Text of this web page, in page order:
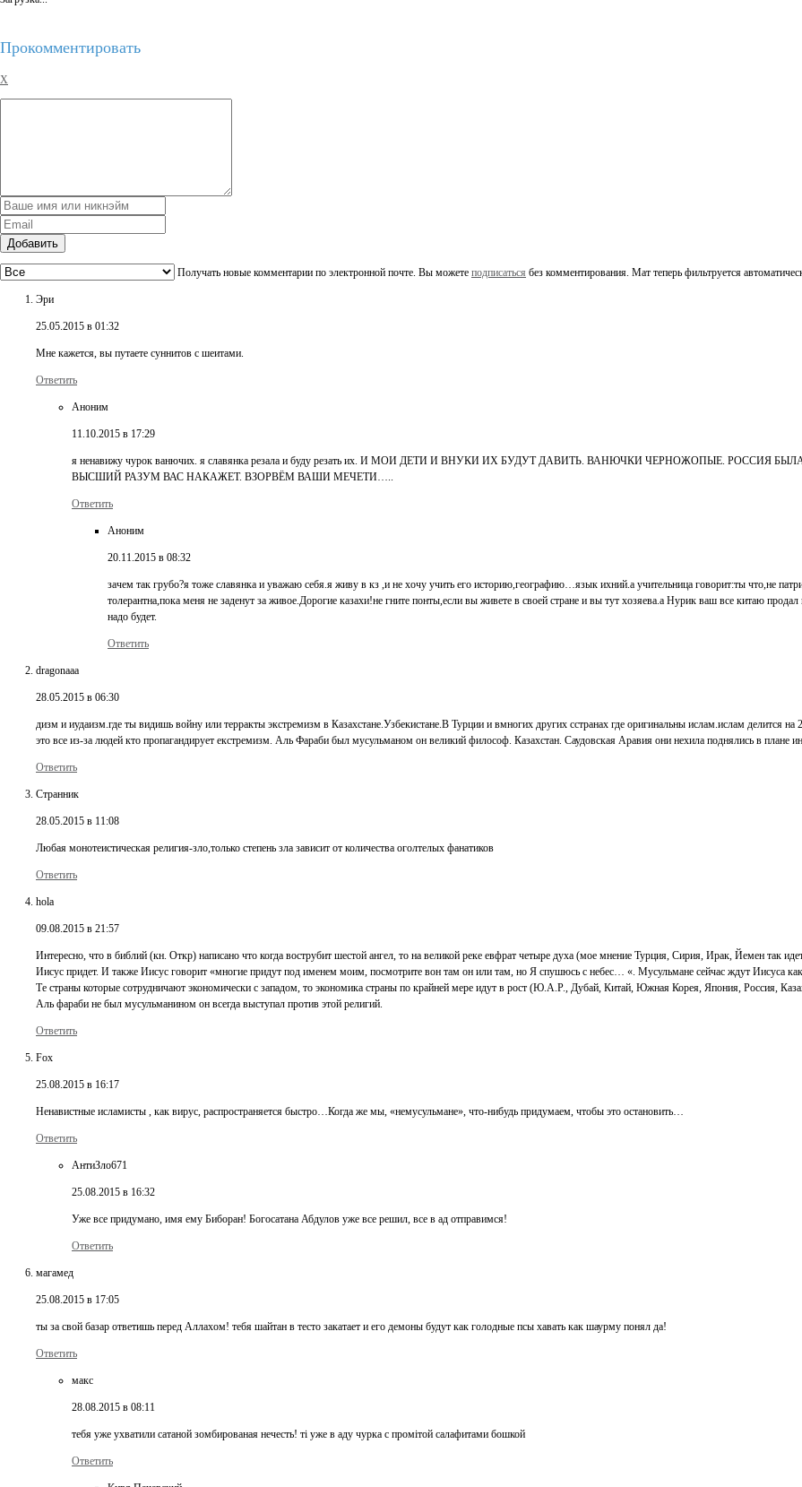
Прокомментировать
X
Добавить
Получать новые комментарии по электронной почте. Вы можете подписаться без комментирования. Мат теперь фильтруется
Эри
25.05.2015 в 01:32
Мне кажется, вы путаете суннитов с шеитами.
Ответить
Аноним
11.10.2015 в 17:29
я ненавижу чурок ванючих. я славянка резала и буду резать их. И МОИ ДЕТИ И ВНУКИ ИХ БУДУТ ДАВИТЬ. ВАНЮЧКИ ЧЕРНОЖОПЫЕ.
ВЫСШИЙ РАЗУМ ВАС НАКАЖЕТ. ВЗОРВЁМ ВАШИ МЕЧЕТИ…..
Ответить
Аноним
20.11.2015 в 08:32
зачем так грубо?я тоже славянка и уважаю себя.я живу в кз ,и не хочу учить его историю,географию…язык ихний.а учительница говорит:ты что,не
толерантна,пока меня не заденут за живое.Дорогие казахи!не гните понты,если вы живете в своей стране и вы тут хозяева.а Нурик ваш все китаю
надо будет.
Ответить
dragonaaa
28.05.2015 в 06:30
дизм и иудаизм.где ты видишь войну или терракты экстремизм в Казахстане.Узбекистане.В Турции и вмногих других сстранах где оригинальны ислам.ислам делится
это все из-за людей кто пропагандирует екстремизм. Аль Фараби был мусульманом он великий философ. Казахстан. Саудовская Аравия они нехила поднялись в плане
Ответить
Странник
28.05.2015 в 11:08
Любая монотеистическая религия-зло,только степень зла зависит от количества оголтелых фанатиков
Ответить
hola
09.08.2015 в 21:57
Интересно, что в библий (кн. Откр) написано что когда вострубит шестой ангел, то на великой реке евфрат четыре духа (мое мнение Турция, Сирия, Ирак, Йемен так
Иисус придет. И также Иисус говорит «многие придут под именем моим, посмотрите вон там он или там, но Я спушюсь с небес… «. Мусульмане сейчас ждут Иисуса как
Те страны которые сотрудничают экономически с западом, то экономика страны по крайней мере идут в рост (Ю.А.Р., Дубай, Китай, Южная Корея, Япония, Россия,
Аль фараби не был мусульманином он всегда выступал против этой религий.
Ответить
Fox
25.08.2015 в 16:17
Ненавистные исламисты , как вирус, распространяется быстро…Когда же мы, «немусульмане», что-нибудь придумаем, чтобы это остановить…
Ответить
АнтиЗло671
25.08.2015 в 16:32
Уже все придумано, имя ему Биборан! Богосатана Абдулов уже все решил, все в ад отправимся!
Ответить
магамед
25.08.2015 в 17:05
ты за свой базар ответишь перед Аллахом! тебя шайтан в тесто закатает и его демоны будут как голодные псы хавать как шаурму понял да!
Ответить
макс
28.08.2015 в 08:11
тебя уже ухватили сатаной зомбированая нечесть! ті уже в аду чурка с промітой салафитами бошкой
Ответить